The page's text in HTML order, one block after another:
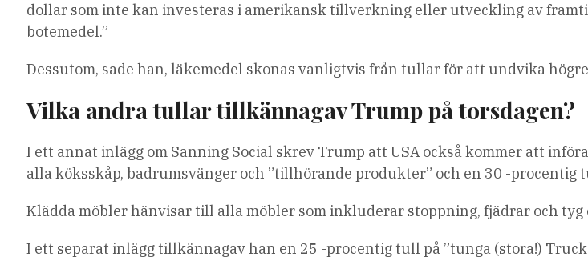
dollar som inte kan investeras i amerikansk tillverkning eller utveckling av
botemedel.”
Dessutom, sade han, läkemedel skonas vanligtvis från tullar för att undvika
Vilka andra tullar tillkännagav Trump på torsdagen?
I ett annat inlägg om Sanning Social skrev Trump att USA också kommer att
alla köksskåp, badrumsvänger och ”tillhörande produkter” och en 30 -procentig
Klädda möbler hänvisar till alla möbler som inkluderar stoppning, fjädrar och
I ett separat inlägg tillkännagav han en 25 -procentig tull på ”tunga (stora!)